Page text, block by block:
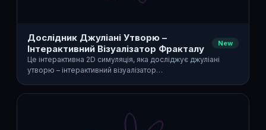
Дослідник Джуліані Утворю –
Інтерактивний Візуалізатор Фракталу
New
Це інтерактивна 2D симуляція, яка досліджує джуліані
утворю – інтерактивний візуалізатор…